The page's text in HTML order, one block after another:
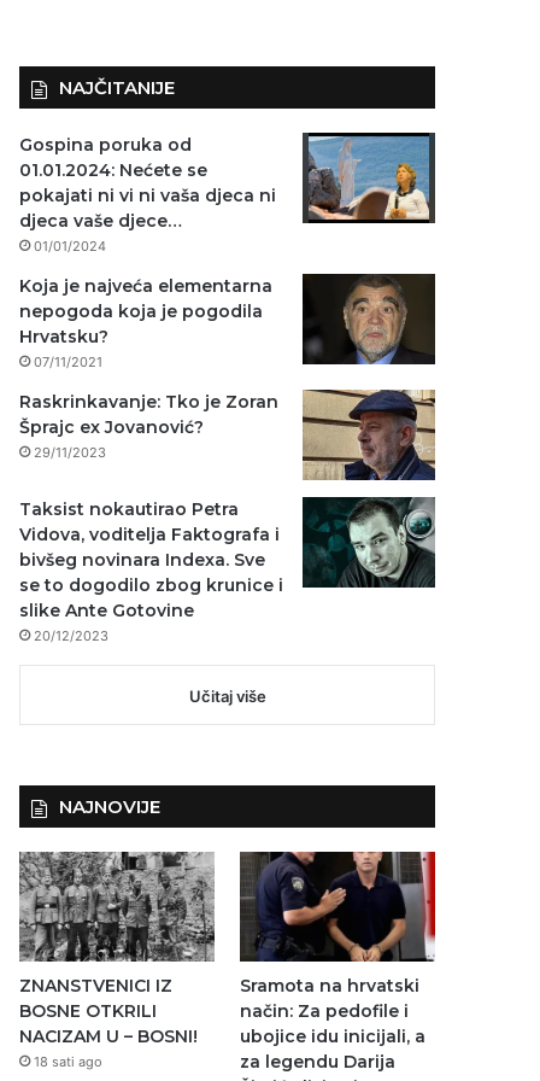
NAJČITANIJE
Gospina poruka od
01.01.2024: Nećete se
pokajati ni vi ni vaša djeca ni
djeca vaše djece…
01/01/2024
Koja je najveća elementarna
nepogoda koja je pogodila
Hrvatsku?
07/11/2021
Raskrinkavanje: Tko je Zoran
Šprajc ex Jovanović?
29/11/2023
Taksist nokautirao Petra
Vidova, voditelja Faktografa i
bivšeg novinara Indexa. Sve
se to dogodilo zbog krunice i
slike Ante Gotovine
20/12/2023
Učitaj više
NAJNOVIJE
ZNANSTVENICI IZ
BOSNE OTKRILI
NACIZAM U – BOSNI!
18 sati ago
Sramota na hrvatski
način: Za pedofile i
ubojice idu inicijali, a
za legendu Darija